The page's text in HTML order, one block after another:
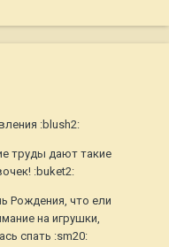
:blush2:
труды дают такие
:buket2:
Рождения, что ели
на игрушки,
спать :sm20: